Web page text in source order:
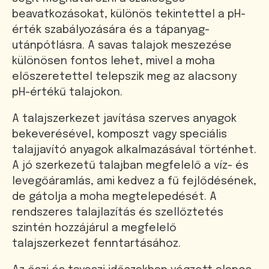
beavatkozásokat, különös tekintettel a pH-
érték szabályozására és a tápanyag-
utánpótlásra. A savas talajok meszezése
különösen fontos lehet, mivel a moha
előszeretettel telepszik meg az alacsony
pH-értékű talajokon.
A talajszerkezet javítása szerves anyagok
bekeverésével, komposzt vagy speciális
talajjavító anyagok alkalmazásával történhet.
A jó szerkezetű talajban megfelelő a víz- és
levegőáramlás, ami kedvez a fű fejlődésének,
de gátolja a moha megtelepedését. A
rendszeres talajlazítás és szellőztetés
szintén hozzájárul a megfelelő
talajszerkezet fenntartásához.